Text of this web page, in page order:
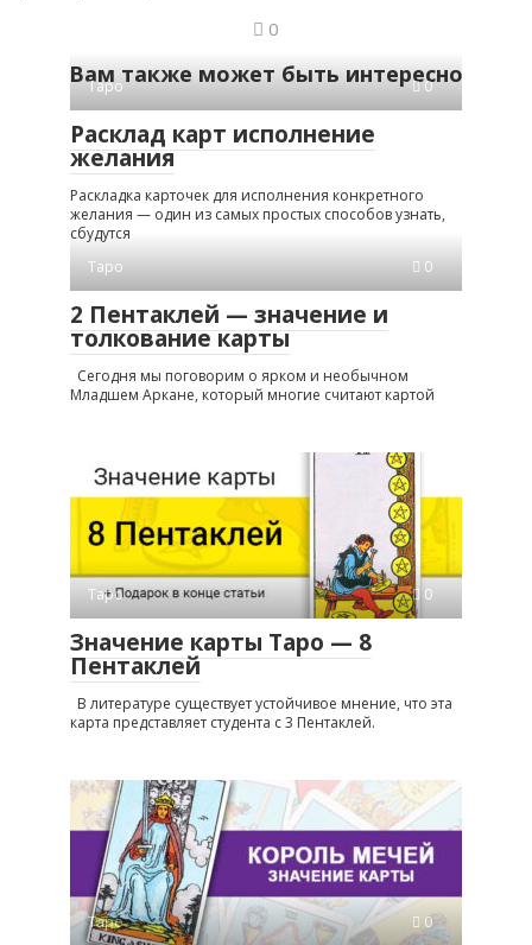
0
Вам также может быть интересно
Таро 0
Расклад карт исполнение
желания
Раскладка карточек для исполнения конкретного
желания — один из самых простых способов узнать,
сбудутся
Таро
0
2 Пентаклей — значение и
толкование карты
Сегодня мы поговорим о ярком и необычном
Младшем Аркане, который многие считают картой
Таро 0
Значение карты Таро — 8
Пентаклей
В литературе существует устойчивое мнение, что эта
карта представляет студента с 3 Пентаклей.
Таро 0